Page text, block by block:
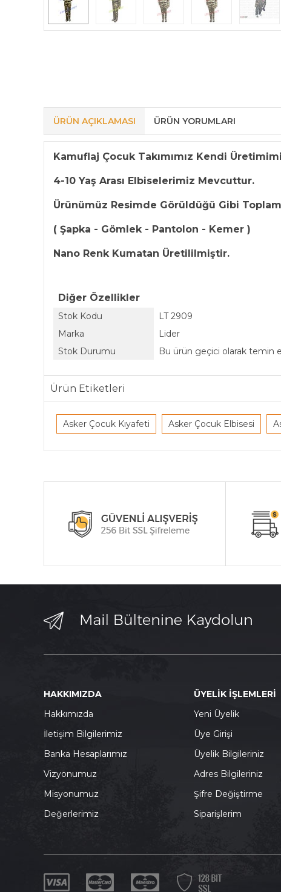
ÜRÜN AÇIKLAMASI ÜRÜN YORUMLARI
Kamuflaj Çocuk Takımımız Kendi
4-10 Yaş Arası Elbiselerimiz Mevcuttur.
Ürünümüz Resimde Görüldüğü Gibi
( Şapka - Gömlek - Pantolon - Kemer )
Nano Renk Kumatan Üretililmiştir.
Diğer Özellikler
Stok Kodu
LT 2909
Marka
Lider
Stok Durumu
Bu ürün geçici olarak temin
Ürün Etiketleri
Asker Çocuk Kıyafeti Asker Çocuk Elbisesi
HAKKIMIZDA ÜYELİK İŞLEMLERİ
Hakkımızda
Yeni Üyelik
İletişim Bilgilerimiz
Üye Girişi
Banka Hesaplarımız
Üyelik Bilgileriniz
Vizyonumuz
Adres Bilgileriniz
Misyonumuz
Şifre Değiştirme
Değerlerimiz
Siparişlerim